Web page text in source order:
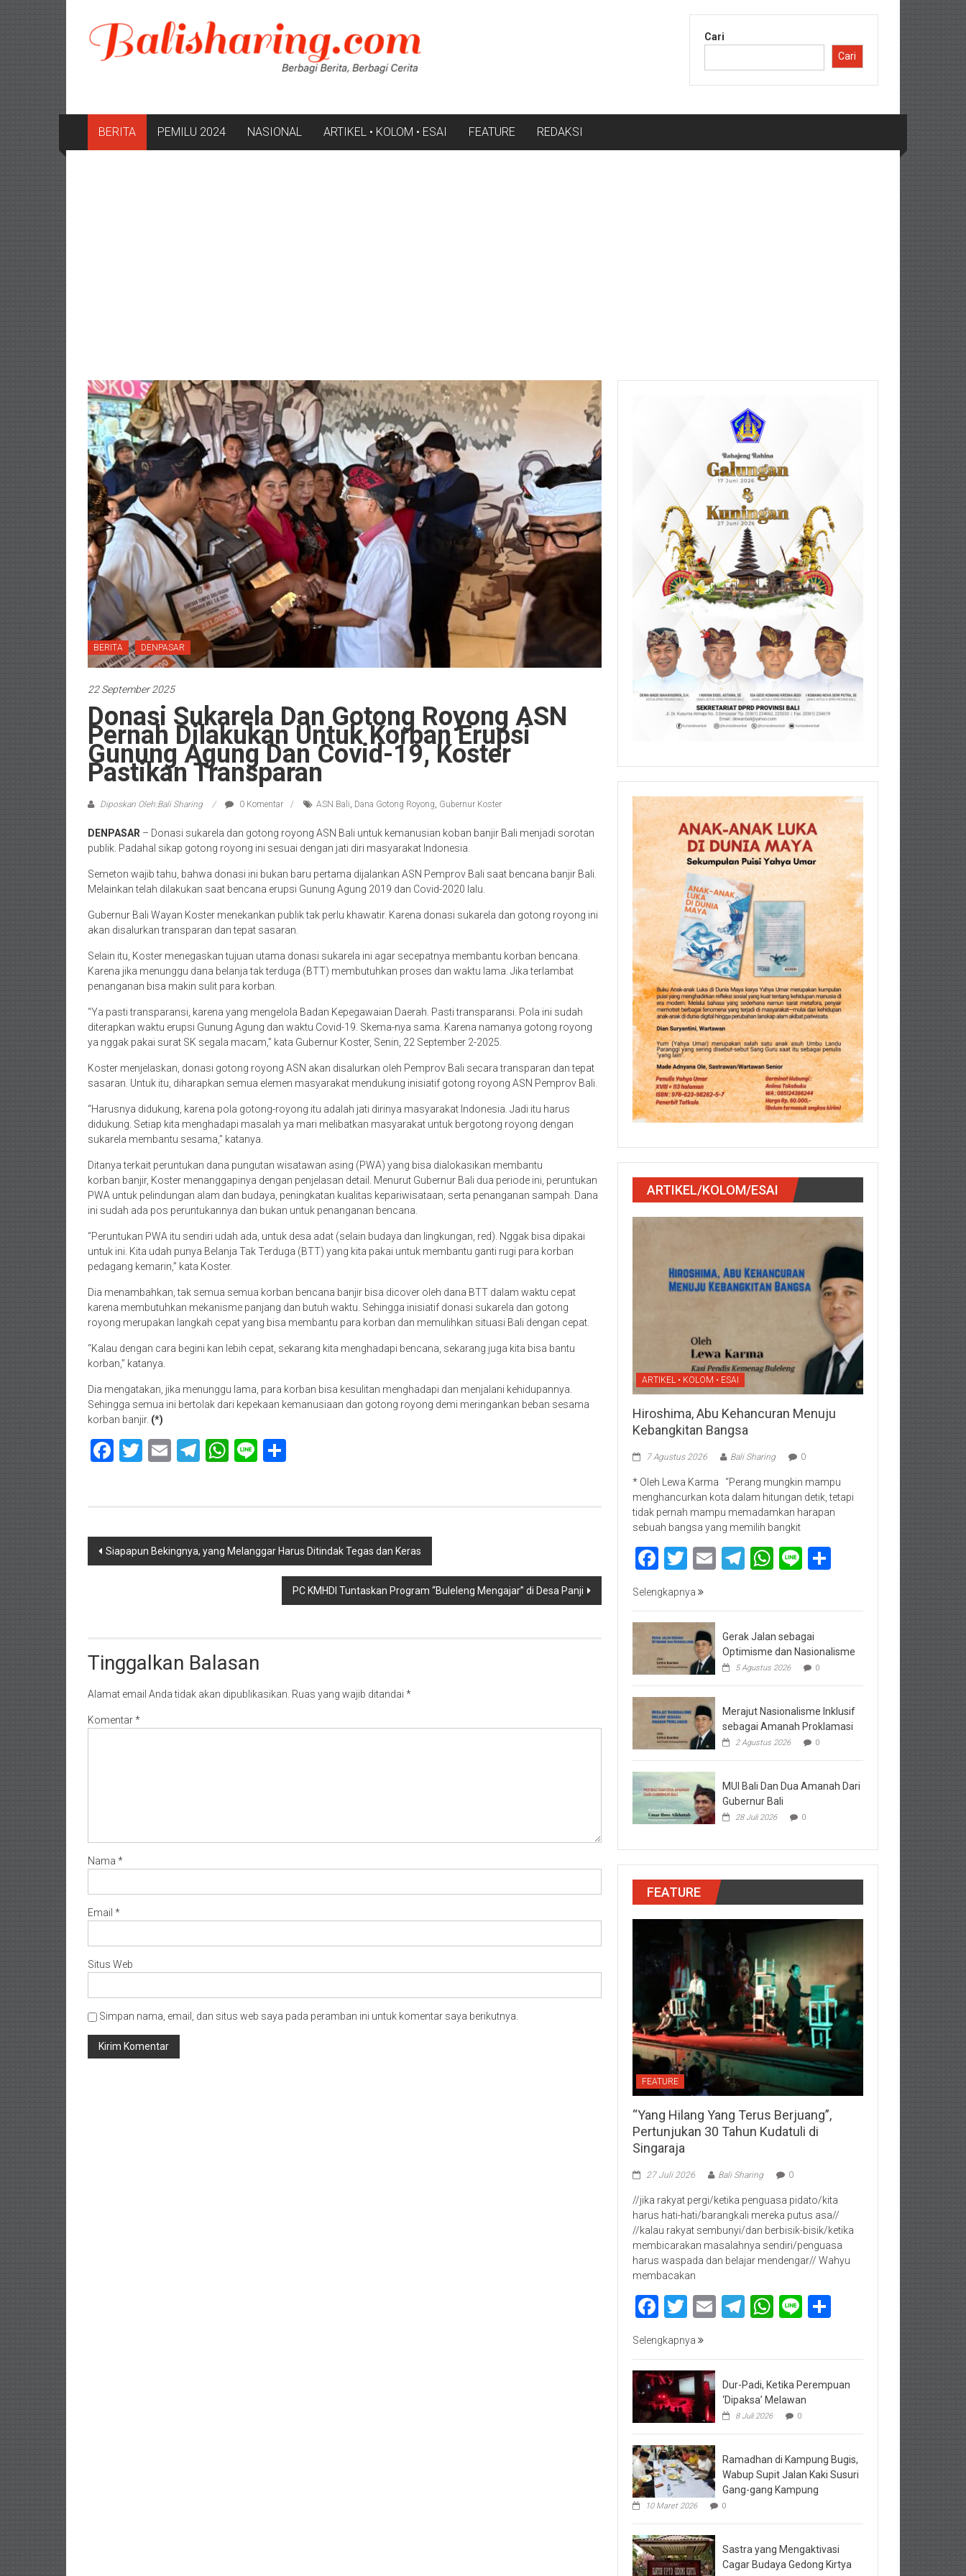
konten
Cari
Cari
BERITA PEMILU 2024 NASIONAL ARTIKEL • KOLOM • ESAI FEATURE REDAKSI
BERITA DENPASAR
22 September 2025
Donasi Sukarela Dan Gotong Royong ASN
Pernah Dilakukan Untuk Korban Erupsi
Gunung Agung Dan Covid-19, Koster
Pastikan Transparan
Diposkan Oleh:Bali Sharing 0 Komentar ASN Bali, Dana Gotong Royong, Gubernur Koster
DENPASAR – Donasi sukarela dan gotong royong ASN Bali untuk kemanusian koban banjir Bali menjadi sorotan
publik. Padahal sikap gotong royong ini sesuai dengan jati diri masyarakat Indonesia.
Semeton wajib tahu, bahwa donasi ini bukan baru pertama dijalankan ASN Pemprov Bali saat bencana banjir Bali.
Melainkan telah dilakukan saat bencana erupsi Gunung Agung 2019 dan Covid-2020 lalu.
Gubernur Bali Wayan Koster menekankan publik tak perlu khawatir. Karena donasi sukarela dan gotong royong ini
akan disalurkan transparan dan tepat sasaran.
Selain itu, Koster menegaskan tujuan utama donasi sukarela ini agar secepatnya membantu korban bencana.
Karena jika menunggu dana belanja tak terduga (BTT) membutuhkan proses dan waktu lama. Jika terlambat
penanganan bisa makin sulit para korban.
“Ya pasti transparansi, karena yang mengelola Badan Kepegawaian Daerah. Pasti transparansi. Pola ini sudah
diterapkan waktu erupsi Gunung Agung dan waktu Covid-19. Skema-nya sama. Karena namanya gotong royong
ya nggak pakai surat SK segala macam,” kata Gubernur Koster, Senin, 22 September 2-2025.
Koster menjelaskan, donasi gotong royong ASN akan disalurkan oleh Pemprov Bali secara transparan dan tepat
sasaran. Untuk itu, diharapkan semua elemen masyarakat mendukung inisiatif gotong royong ASN Pemprov Bali.
“Harusnya didukung, karena pola gotong-royong itu adalah jati dirinya masyarakat Indonesia. Jadi itu harus
didukung. Setiap kita menghadapi masalah ya mari melibatkan masyarakat untuk bergotong royong dengan
sukarela membantu sesama,” katanya.
Ditanya terkait peruntukan dana pungutan wisatawan asing (PWA) yang bisa dialokasikan membantu
korban banjir, Koster menanggapinya dengan penjelasan detail. Menurut Gubernur Bali dua periode ini, peruntukan
PWA untuk pelindungan alam dan budaya, peningkatan kualitas kepariwisataan, serta penanganan sampah. Dana
ini sudah ada pos peruntukannya dan bukan untuk penanganan bencana.
“Peruntukan PWA itu sendiri udah ada, untuk desa adat (selain budaya dan lingkungan, red). Nggak bisa dipakai
untuk ini. Kita udah punya Belanja Tak Terduga (BTT) yang kita pakai untuk membantu ganti rugi para korban
pedagang kemarin,” kata Koster.
Dia menambahkan, tak semua semua korban bencana banjir bisa dicover oleh dana BTT dalam waktu cepat
karena membutuhkan mekanisme panjang dan butuh waktu. Sehingga inisiatif donasi sukarela dan gotong
royong merupakan langkah cepat yang bisa membantu para korban dan memulihkan situasi Bali dengan cepat.
“Kalau dengan cara begini kan lebih cepat, sekarang kita menghadapi bencana, sekarang juga kita bisa bantu
korban,” katanya.
Dia mengatakan, jika menunggu lama, para korban bisa kesulitan menghadapi dan menjalani kehidupannya.
Sehingga semua ini bertolak dari kepekaan kemanusiaan dan gotong royong demi meringankan beban sesama
korban banjir. (*)
Facebook
Twitter
EmailTelegram
WhatsApp
Line
Navigasi
Siapapun Bekingnya, yang Melanggar Harus Ditindak Tegas dan Keras
PC KMHDI Tuntaskan Program “Buleleng Mengajar” di Desa Panji
Tinggalkan Balasan
Alamat email Anda tidak akan dipublikasikan. Ruas yang wajib ditandai *
Komentar*
Nama *
Email *
Situs Web
Simpan nama, email, dan situs web saya pada peramban ini untuk komentar saya berikutnya.
ARTIKEL/KOLOM/ESAI
ARTIKEL • KOLOM • ESAI
Hiroshima, Abu Kehancuran Menuju
Kebangkitan Bangsa
7 Agustus 2026 Bali Sharing 0
* Oleh Lewa Karma “Perang mungkin mampu
menghancurkan kota dalam hitungan detik, tetapi
tidak pernah mampu memadamkan harapan
sebuah bangsa yang memilih bangkit
Facebook
Twitter
EmailTelegram
WhatsApp
Line
Selengkapnya
Gerak Jalan sebagai
Optimisme dan Nasionalisme
5 Agustus 2026 0
Merajut Nasionalisme Inklusif
sebagai Amanah Proklamasi
2 Agustus 2026 0
MUI Bali Dan Dua Amanah Dari
Gubernur Bali
28 Juli 2026 0
FEATURE
FEATURE
“Yang Hilang Yang Terus Berjuang”,
Pertunjukan 30 Tahun Kudatuli di
Singaraja
27 Juli 2026 Bali Sharing 0
//jika rakyat pergi/ketika penguasa pidato/kita
harus hati-hati/barangkali mereka putus asa//
//kalau rakyat sembunyi/dan berbisik-bisik/ketika
membicarakan masalahnya sendiri/penguasa
harus waspada dan belajar mendengar// Wahyu
membacakan
Facebook
Twitter
EmailTelegram
WhatsApp
Line
Selengkapnya
Dur-Padi, Ketika Perempuan
‘Dipaksa’ Melawan
8 Juli 2026 0
Ramadhan di Kampung Bugis,
Wabup Supit Jalan Kaki Susuri
Gang-gang Kampung
10 Maret 2026 0
Sastra yang Mengaktivasi
Cagar Budaya Gedong Kirtya